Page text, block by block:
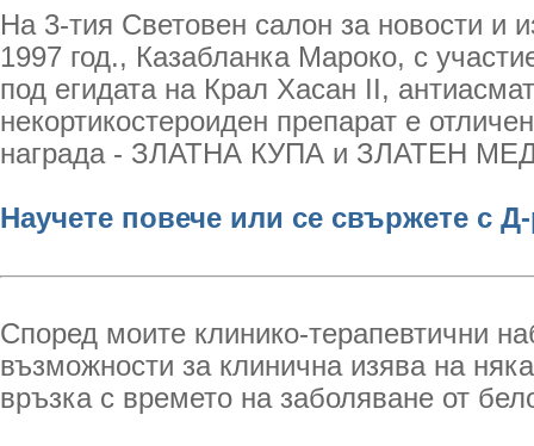
На 3-тия Световен салон за новости и
1997 год., Казабланка Мароко, с
под егидата на Крал Хасан II,
некортикостероиден препарат е
награда - ЗЛАТНА КУПА и ЗЛАТЕН
Научете повече или се свържете с
Според моите клинико-терапевтични
възможности за клинична изява на
връзка с времето на заболяване от